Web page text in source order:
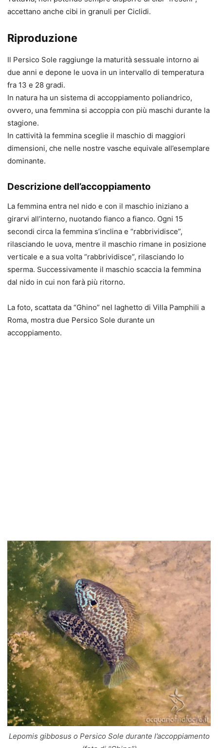
accettano anche cibi in granuli per Ciclidi.
Riproduzione
Il Persico Sole raggiunge la maturità sessuale intorno ai
due anni e depone le uova in un intervallo di temperatura
fra 13 e 28 gradi.
In natura ha un sistema di accoppiamento poliandrico,
ovvero, una femmina si accoppia con più maschi durante la
stagione.
In cattività la femmina sceglie il maschio di maggiori
dimensioni, che nelle nostre vasche equivale all’esemplare
dominante.
Descrizione dell’accoppiamento
La femmina entra nel nido e con il maschio iniziano a
girarvi all’interno, nuotando fianco a fianco. Ogni 15
secondi circa la femmina s’inclina e “rabbrividisce”,
rilasciando le uova, mentre il maschio rimane in posizione
verticale e a sua volta “rabbrividisce”, rilasciando lo
sperma. Successivamente il maschio scaccia la femmina
dal nido in cui non farà più ritorno.
La foto, scattata da “Ghino” nel laghetto di Villa Pamphili a
Roma, mostra due Persico Sole durante un
accoppiamento.
Lepomis gibbosus o Persico Sole durante l’accoppiamento